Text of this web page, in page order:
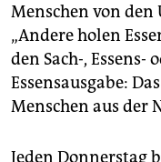
Menschen von den
„Andere holen
den Sach-,
Essens­ausgabe:
Menschen aus der
Jeden Donnerstag